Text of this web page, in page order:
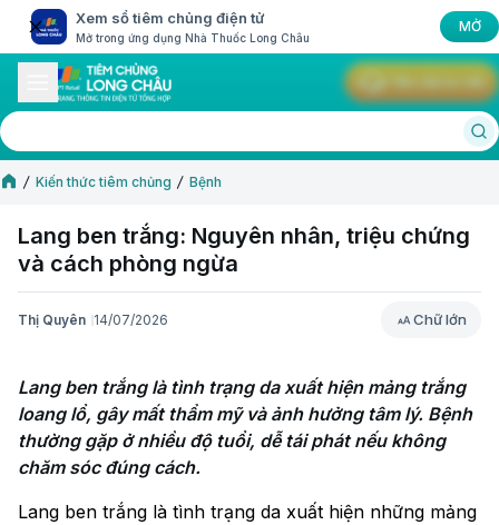
Xem sổ tiêm chủng điện tử
Mở trong ứng dụng Nhà Thuốc Long Châu
MỞ
Kiến thức tiêm chủng Bệnh
Lang ben trắng: Nguyên nhân, triệu chứng
và cách phòng ngừa
Thị Quyên 14/07/2026 Chữ lớn
Chữ lớn
Lang ben trắng là tình trạng da xuất hiện mảng trắng
loang lổ, gây mất thẩm mỹ và ảnh hưởng tâm lý. Bệnh
thường gặp ở nhiều độ tuổi, dễ tái phát nếu không
chăm sóc đúng cách.
Lang ben trắng là tình trạng da xuất hiện những mảng